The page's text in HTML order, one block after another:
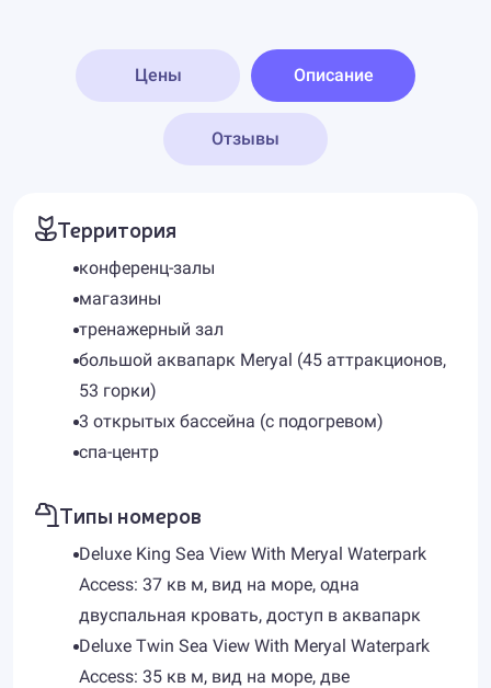
Цены Описание
Отзывы
Территория
конференц-залы
магазины
тренажерный зал
большой аквапарк Meryal (45 аттракционов,
53 горки)
3 открытых бассейна (с подогревом)
спа-центр
Типы номеров
Deluxe King Sea View With Meryal Waterpark
Access: 37 кв м, вид на море, одна
двуспальная кровать, доступ в аквапарк
Deluxe Twin Sea View With Meryal Waterpark
Access: 35 кв м, вид на море, две